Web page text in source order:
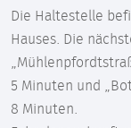
Die Haltestelle
Hauses. Die
5 Minuten und
8 Minuten.